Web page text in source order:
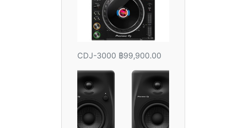
CDJ-3000 ฿99,900.00